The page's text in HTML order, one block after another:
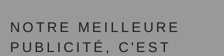
NOTRE MEILLEURE
PUBLICITÉ, C'EST